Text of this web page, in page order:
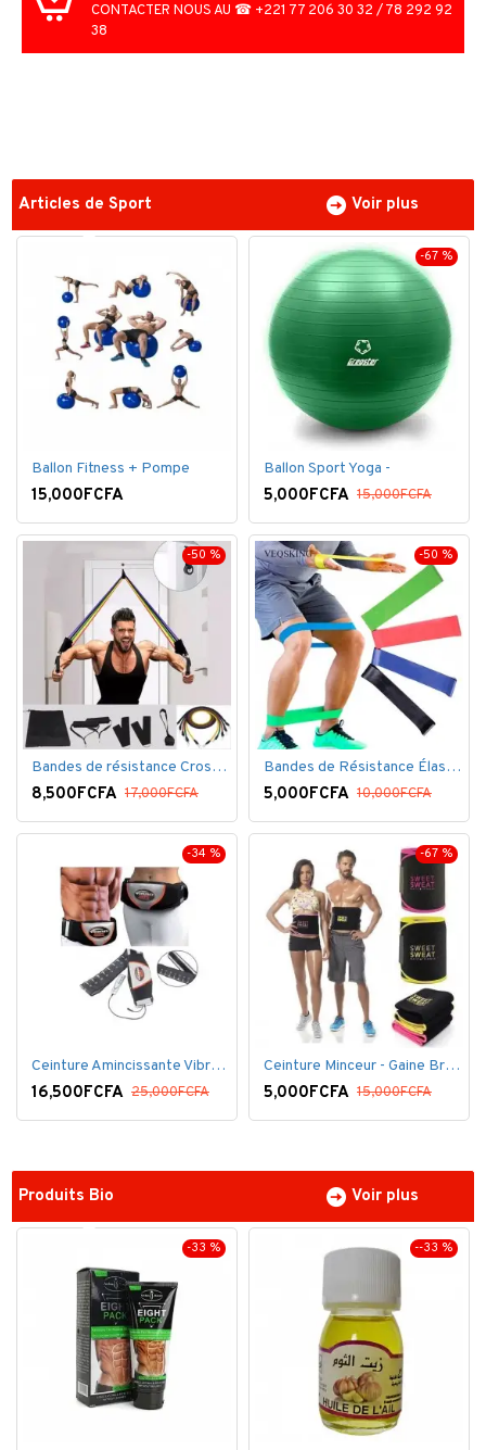
CONTACTER NOUS AU ☎ +221 77 206 30 32 / 78 292 92
38
Articles de Sport Voir plus
Ballon Fitness + Pompe
15,000FCFA
-67 %
Ballon Sport Yoga -
5,000FCFA 15,000FCFA
-50 %
Bandes de résistance Crossfit pour la remise en forme - 11 pièces/ensemble - Élastique- Caoutchouc
8,500FCFA 17,000FCFA
-50 %
Bandes de Résistance Élastique Latex pour Salle de Gym, Exercice, Yoga, Pilâtes, Kinésithérapie, Rééducation
5,000FCFA 10,000FCFA
-34 %
Ceinture Amincissante Vibro - Noir
16,500FCFA 25,000FCFA
-67 %
Ceinture Minceur - Gaine Brûlante - Ventre plat
5,000FCFA 15,000FCFA
Produits Bio Voir plus
-33 % --33 %